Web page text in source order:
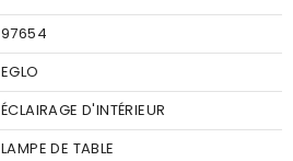
97654
EGLO
ÉCLAIRAGE D'INTÉRIEUR
LAMPE DE TABLE